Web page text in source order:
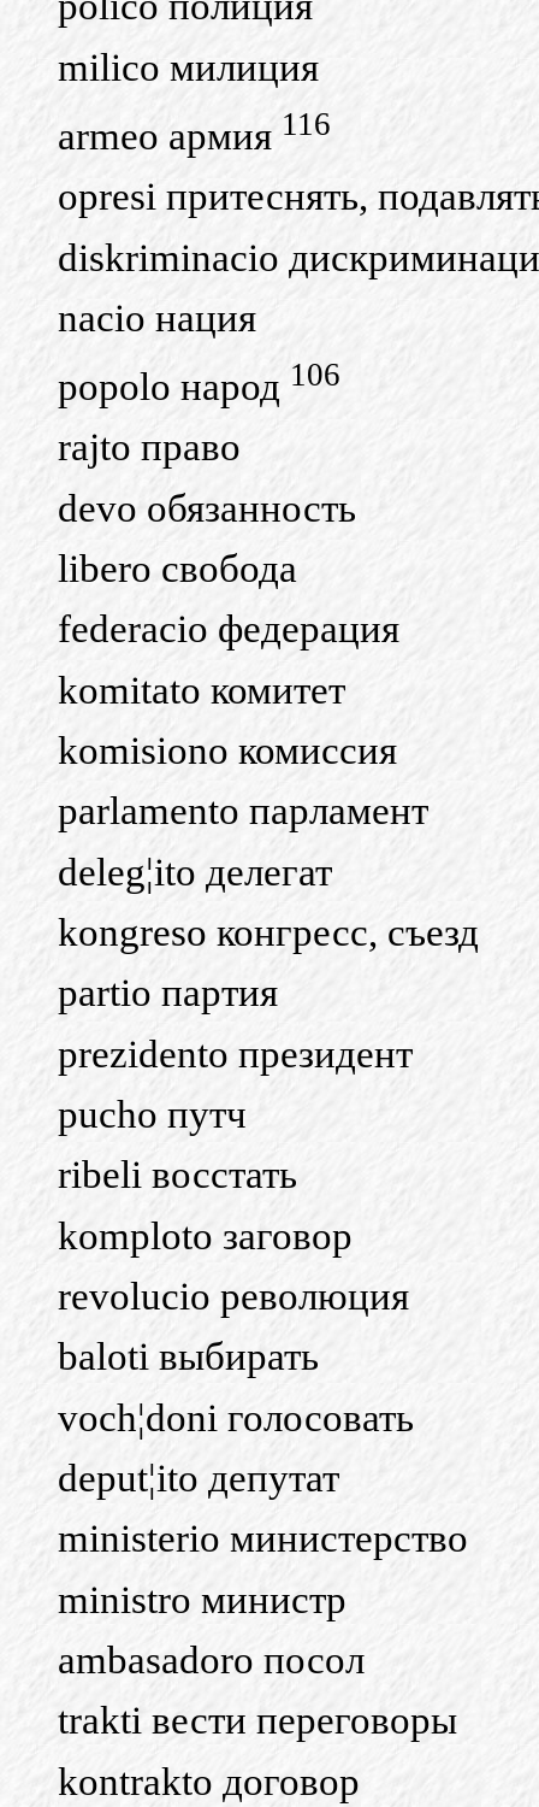
milico милиция
armeo армия 116
opresi притеснять,
diskriminacio
nacio нация
popolo народ 106
rajto право
devo обязанность
libero свобода
federacio федерация
komitato комитет
komisiono комиссия
parlamento парламент
deleg¦ito делегат
kongreso конгресс, съезд
partio партия
prezidento президент
pucho путч
ribeli восстать
komploto заговор
revolucio революция
baloti выбирать
voch¦doni голосовать
deput¦ito депутат
ministerio министерство
ministro министр
ambasadoro посол
trakti вести переговоры
kontrakto договор